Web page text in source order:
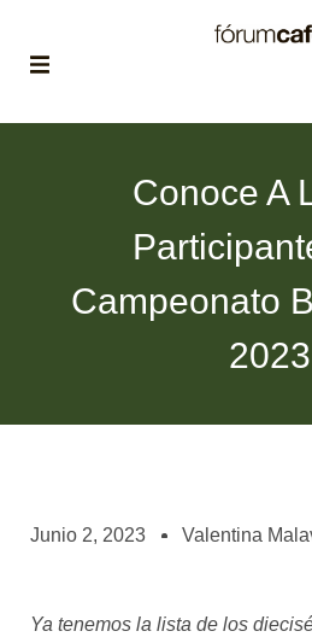
de fórum
asociados
el café siempre tiene
Conoce A
Campeonato
2023
Junio 2, 2023 Valentina
Ya tenemos la lista de los